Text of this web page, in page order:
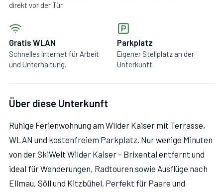
direkt vor der Tür.
Gratis WLAN
Schnelles Internet für Arbeit
und Unterhaltung.
Parkplatz
Eigener Stellplatz an der
Unterkunft.
Über diese Unterkunft
Ruhige Ferienwohnung am Wilder Kaiser mit Terrasse,
WLAN und kostenfreiem Parkplatz. Nur wenige Minuten
von der SkiWelt Wilder Kaiser – Brixental entfernt und
ideal für Wanderungen, Radtouren sowie Ausflüge nach
Ellmau, Söll und Kitzbühel. Perfekt für Paare und